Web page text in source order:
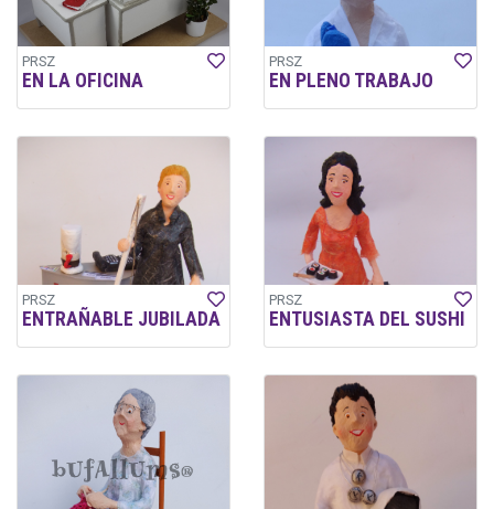
PRSZ
EN LA OFICINA
PRSZ
EN PLENO TRABAJO
PRSZ
ENTRAÑABLE JUBILADA
PRSZ
ENTUSIASTA DEL SUSHI